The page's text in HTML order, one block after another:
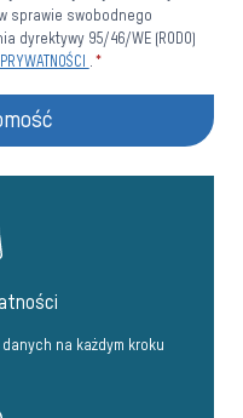
sprawie swobodnego
dyrektywy 95/46/WE (RODO)
. *
na każdym kroku